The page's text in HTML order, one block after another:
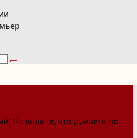
Напишите, что думаете по